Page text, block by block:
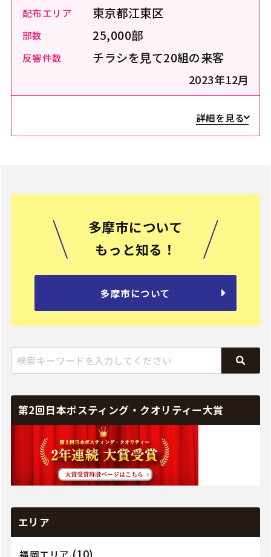
配布エリア 東京都江東区
部数 25,000部
反響件数 チラシを見て20組の来客
2023年12月
詳細を見る
多摩市について
もっと知る！
多摩市について
第2回日本ポスティング・クオリティー大賞
エリア
福岡エリア (10)